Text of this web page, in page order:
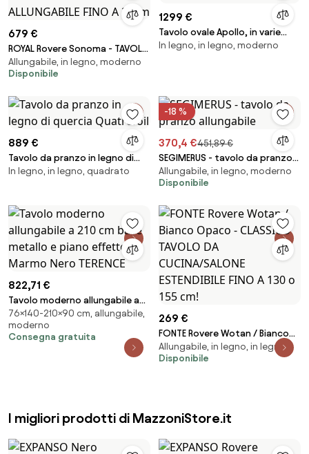
679 €
ROYAL Rovere Sonoma - TAVOLO
DA PRANZO ALLUNGABILE FINO A
2,7 m
Allungabile, in legno, moderno
Disponibile
1299 €
Tavolo ovale Apollo, in varie
misure
In legno, in legno, moderno
889 €
Tavolo da pranzo in legno di
quercia Quatrefoil
In legno, in legno, quadrato
-18 %
370,4 €451,89 €
SEGIMERUS - tavolo da pranzo
allungabile
Allungabile, in legno, moderno
Disponibile
822,71 €
Tavolo moderno allungabile a
210 cm base metallo e piano
effetto Marmo Nero TERENCE
76×140-210×90 cm, allungabile,
moderno
Consegna gratuita
269 €
FONTE Rovere Wotan / Bianco
Opaco - CLASSICO TAVOLO DA
CUCINA/SALONE ESTENDIBILE
Allungabile, in legno, in legno
Disponibile
I migliori prodotti di MazzoniStore.it